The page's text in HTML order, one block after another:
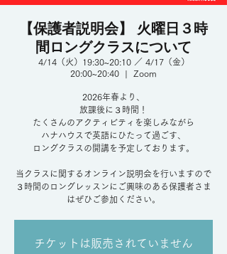
【保護者説明会】 火曜日３時
間ロングクラスについて
4/14（火）19:30~20:10 ／ 4/17（金）
20:00~20:40
  |
Zoom
2026年春より、
放課後に３時間！
たくさんのアクティビティを楽しみながら
ハナハウスで英語にひたって過ごす、
ロングクラスの開講を予定しております。
当クラスに関するオンライン説明会を行いますので
３時間のロングレッスンにご興味のある保護者さま
はぜひご参加ください。
チケットは販売されていません